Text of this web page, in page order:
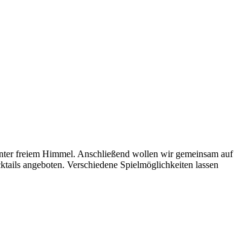
freiem Himmel. Anschließend wollen wir gemeinsam auf
angeboten. Verschiedene Spielmöglichkeiten lassen